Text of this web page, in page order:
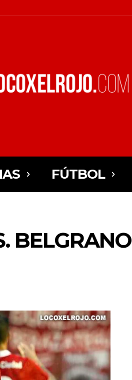
FÚTBOL
BELGRANO